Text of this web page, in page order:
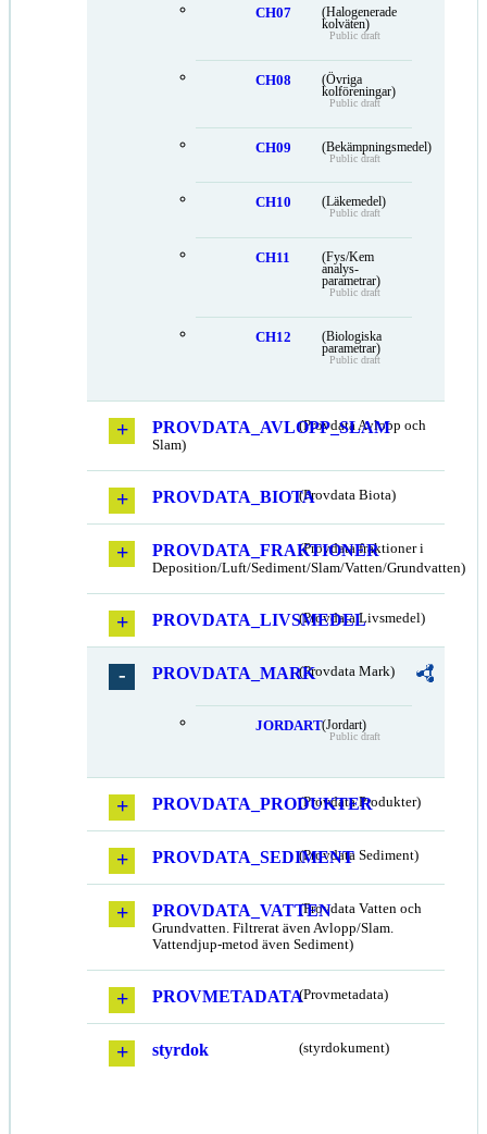
CH07
(Halogenerade
kolväten)
Public draft
CH08
(Övriga
kolföreningar)
Public draft
CH09 (Bekämpningsmedel)
Public draft
CH10 (Läkemedel)
Public draft
CH11
(Fys/Kem
analys-
parametrar)
Public draft
CH12
(Biologiska
parametrar)
Public draft
PROVDATA_AVLOPP_SLAM
(Provdata Avlopp och
Slam)
PROVDATA_BIOTA(Provdata Biota)
PROVDATA_FRAKTIONER
(Provdata fraktioner i
Deposition/Luft/Sediment/Slam/Vatten/Grundvatten)
PROVDATA_LIVSMEDEL
(Provdata Livsmedel)
PROVDATA_MARK(Provdata Mark)
JORDART(Jordart)
Public draft
PROVDATA_PRODUKTER
(Provdata Produkter)
PROVDATA_SEDIMENT(Provdata Sediment)
PROVDATA_VATTEN(Provdata Vatten och
Grundvatten. Filtrerat även Avlopp/Slam.
Vattendjup-metod även Sediment)
PROVMETADATA(Provmetadata)
styrdok (styrdokument)